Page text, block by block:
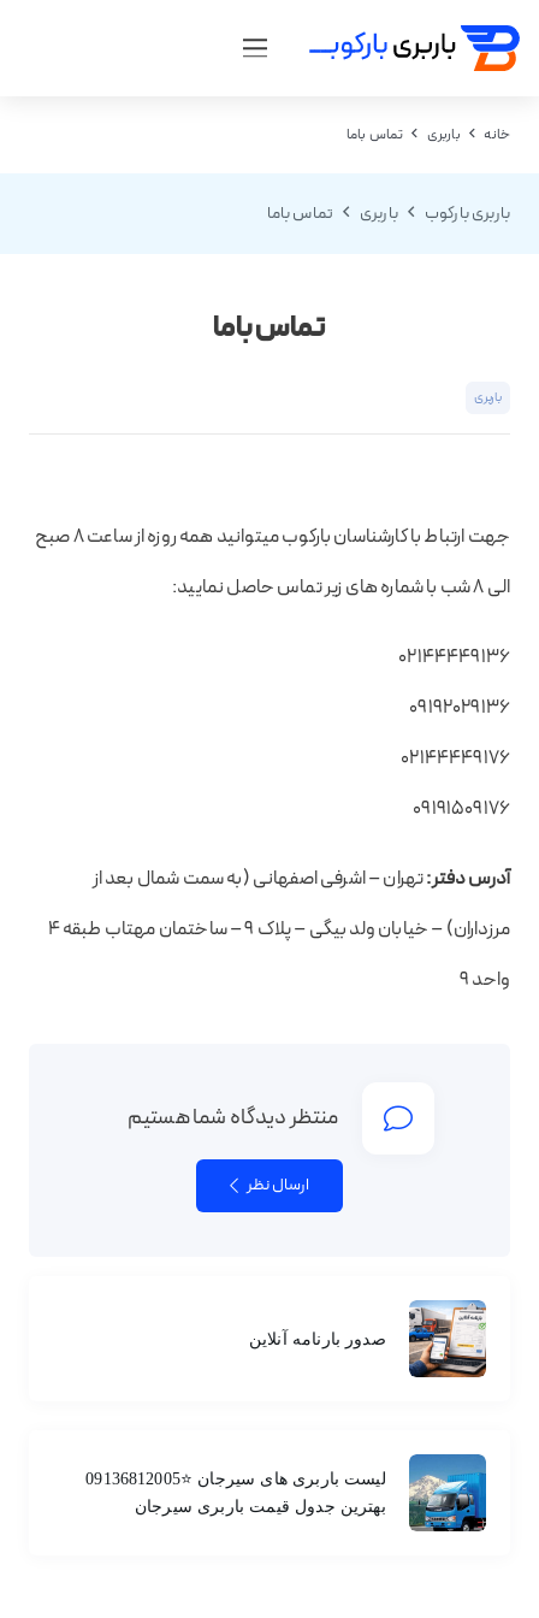
خانه باربری تماس باما
باربری بارکوب باربری تماس باما
تماس باما
باربری
جهت ارتباط با کارشناسان بارکوب میتوانید همه روزه از ساعت 8 صبح
الی 8 شب با شماره های زیر تماس حاصل نمایید:
02144449136
09192029136
02144449176
09191509176
آدرس دفتر:تهران – اشرفی اصفهانی (به سمت شمال بعد از
مرزداران) – خیابان ولد بیگی – پلاک 9 – ساختمان مهتاب طبقه 4
واحد 9
منتظر دیدگاه شما هستیم
ارسال نظر
صدور بارنامه آنلاین
لیست باربری های سیرجان ⭐️09136812005
بهترین جدول قیمت باربری سیرجان